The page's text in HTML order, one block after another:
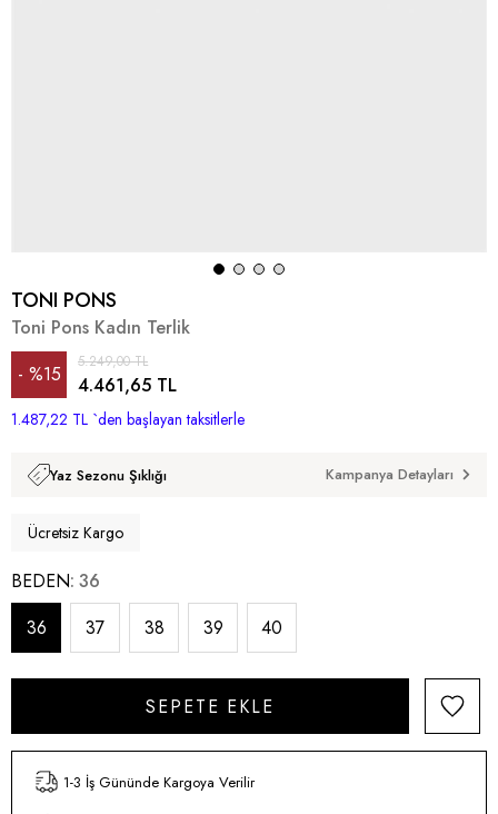
TONI PONS
Toni Pons Kadın Terlik
%15
İndirim
5.249,00 TL
4.461,65 TL
1.487,22 TL `den başlayan taksitlerle
Yaz Sezonu Şıklığı Kampanya Detayları
Ücretsiz Kargo
BEDEN 36
36
37 38 39 40
1-3 İş Gününde Kargoya Verilir